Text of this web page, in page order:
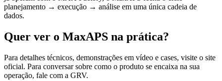
planejamento → execução → análise em uma única cadeia de
dados.
Quer ver o MaxAPS na prática?
Para detalhes técnicos, demonstrações em vídeo e cases, visite o site
oficial. Para conversar sobre como o produto se encaixa na sua
operação, fale com a GRV.